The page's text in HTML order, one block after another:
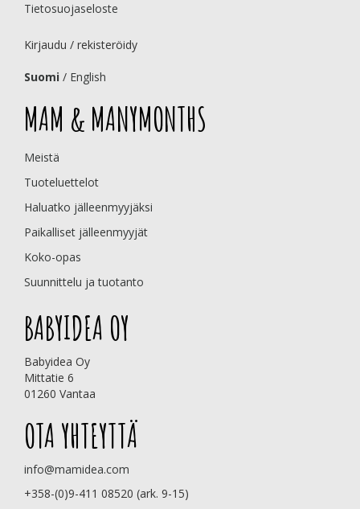
Tietosuojaseloste
Kirjaudu / rekisteröidy
Suomi / English
MAM & MANYMONTHS
Meistä
Tuoteluettelot
Haluatko jälleenmyyjäksi
Paikalliset jälleenmyyjät
Koko-opas
Suunnittelu ja tuotanto
BABYIDEA OY
Babyidea Oy
Mittatie 6
01260 Vantaa
OTA YHTEYTTÄ
info@mamidea.com
+358-(0)9-411 08520 (ark. 9-15)